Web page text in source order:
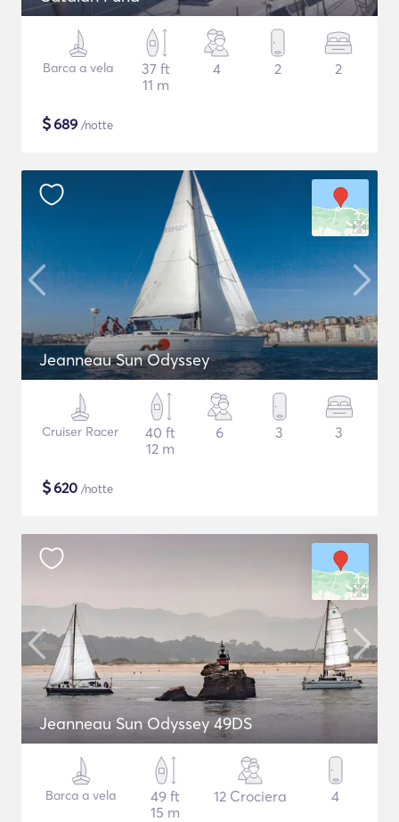
Barca a vela
37 ft
11 m
4 2 2
$689 /notte
Jeanneau Sun Odyssey
Cruiser Racer
40 ft
12 m
6 3 3
$620 /notte
Jeanneau Sun Odyssey 49DS
Barca a vela
49 ft
15 m
12 Crociera 4